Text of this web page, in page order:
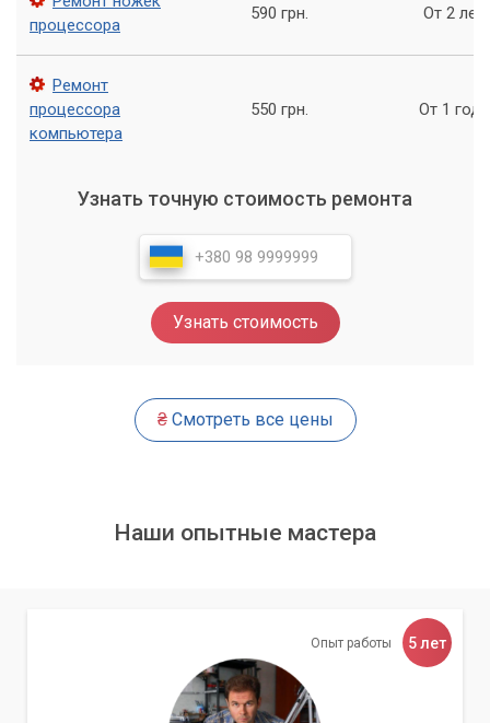
процессора
590 грн. От 2 лет
Ремонт
процессора
компьютера
550 грн. От 1 года
Узнать точную стоимость ремонта
Узнать стоимость
₴Смотреть все цены
Наши опытные мастера
Опыт работы 5 лет